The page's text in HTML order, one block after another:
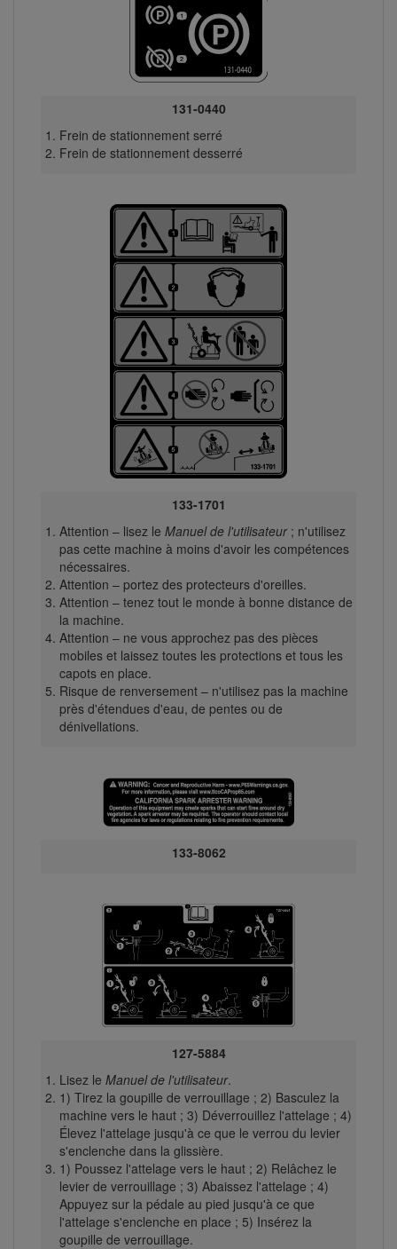
131-0440
Frein de stationnement serré
Frein de stationnement desserré
133-1701
Attention – lisez le Manuel de l'utilisateur; n'utilisez
pas cette machine à moins d'avoir les compétences
nécessaires.
Attention – portez des protecteurs d'oreilles.
Attention – tenez tout le monde à bonne distance de
la machine.
Attention – ne vous approchez pas des pièces
mobiles et laissez toutes les protections et tous les
capots en place.
Risque de renversement – n'utilisez pas la machine
près d'étendues d'eau, de pentes ou de
dénivellations.
133-8062
127-5884
Lisez le Manuel de l'utilisateur.
1) Tirez la goupille de verrouillage ; 2) Basculez la
machine vers le haut ; 3) Déverrouillez l'attelage ; 4)
Élevez l'attelage jusqu'à ce que le verrou du levier
s'enclenche dans la glissière.
1) Poussez l'attelage vers le haut ; 2) Relâchez le
levier de verrouillage ; 3) Abaissez l'attelage ; 4)
Appuyez sur la pédale au pied jusqu'à ce que
l'attelage s'enclenche en place ; 5) Insérez la
goupille de verrouillage.